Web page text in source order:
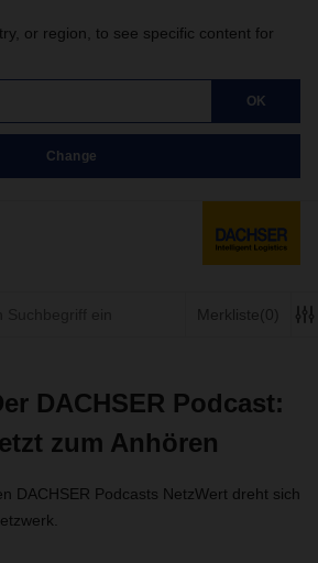
or region, to see specific content for
OK
Change
Merkliste(0)
DACHSER Podcast:
zum Anhören
DACHSER Podcasts NetzWert dreht sich